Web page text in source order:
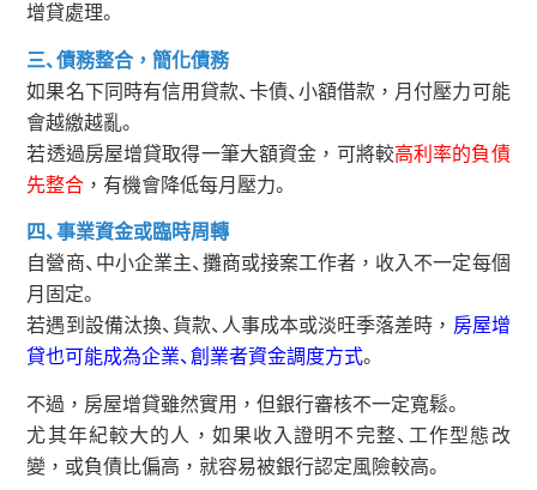
增貸處理。
三、債務整合，簡化債務
如果名下同時有信用貸款、卡債、小額借款，月付壓力可能
會越繳越亂。
若透過房屋增貸取得一筆大額資金，可將較高利率的負債
先整合 ，有機會降低每月壓力。
四、事業資金或臨時周轉
自營商、中小企業主、攤商或接案工作者，收入不一定每個
月固定。
若遇到設備汰換、貨款、人事成本或淡旺季落差時， 房屋增
貸也可能成為企業、創業者資金調度方式。
不過，房屋增貸雖然實用，但銀行審核不一定寬鬆。
尤其年紀較大的人，如果收入證明不完整、工作型態改
變，或負債比偏高，就容易被銀行認定風險較高。